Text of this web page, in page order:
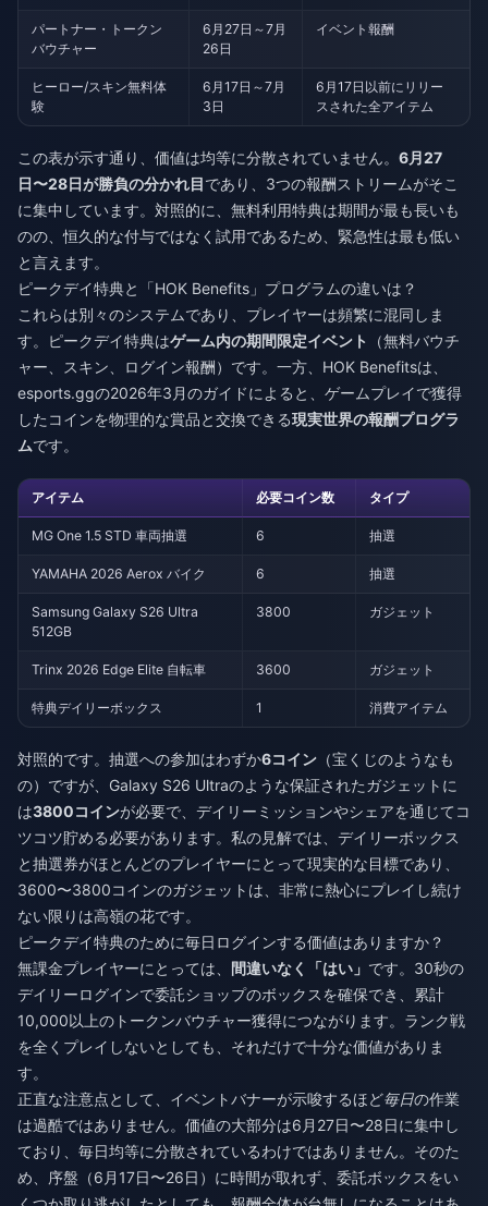
パートナー・トークン
バウチャー
6月27日～7月
26日
イベント報酬
ヒーロー/スキン無料体
験
6月17日～7月
3日
6月17日以前にリリー
スされた全アイテム
この表が示す通り、価値は均等に分散されていません。 6月27
日〜28日が勝負の分かれ目であり、3つの報酬ストリームがそこ
に集中しています。対照的に、無料利用特典は期間が最も長いも
のの、恒久的な付与ではなく試用であるため、緊急性は最も低い
と言えます。
ピークデイ特典と「HOK Benefits」プログラムの違いは？
これらは別々のシステムであり、プレイヤーは頻繁に混同しま
す。ピークデイ特典はゲーム内の期間限定イベント
（無料バウチ
ャー、スキン、ログイン報酬）です。一方、HOK Benefitsは、
esports.ggの2026年3月のガイドによると、ゲームプレイで獲得
したコインを物理的な賞品と交換できる現実世界の報酬プログラ
ムです。
アイテム 必要コイン数 タイプ
MG One 1.5 STD 車両抽選 6 抽選
YAMAHA 2026 Aerox バイク 6 抽選
Samsung Galaxy S26 Ultra
512GB
3800 ガジェット
Trinx 2026 Edge Elite 自転車 3600 ガジェット
特典デイリーボックス 1 消費アイテム
対照的です。抽選への参加はわずか6コイン （宝くじのようなも
の）ですが、Galaxy S26 Ultraのような保証されたガジェットに
は3800コインが必要で、デイリーミッションやシェアを通じてコ
ツコツ貯める必要があります。私の見解では、デイリーボックス
と抽選券がほとんどのプレイヤーにとって現実的な目標であり、
3600〜3800コインのガジェットは、非常に熱心にプレイし続け
ない限りは高嶺の花です。
ピークデイ特典のために毎日ログインする価値はありますか？
無課金プレイヤーにとっては、 間違いなく「はい」 です。30秒の
デイリーログインで委託ショップのボックスを確保でき、累計
10,000以上のトークンバウチャー獲得につながります。ランク戦
を全くプレイしないとしても、それだけで十分な価値がありま
す。
正直な注意点として、イベントバナーが示唆するほど毎日の作業
は過酷ではありません。価値の大部分は6月27日〜28日に集中し
ており、毎日均等に分散されているわけではありません。そのた
め、序盤（6月17日〜26日）に時間が取れず、委託ボックスをい